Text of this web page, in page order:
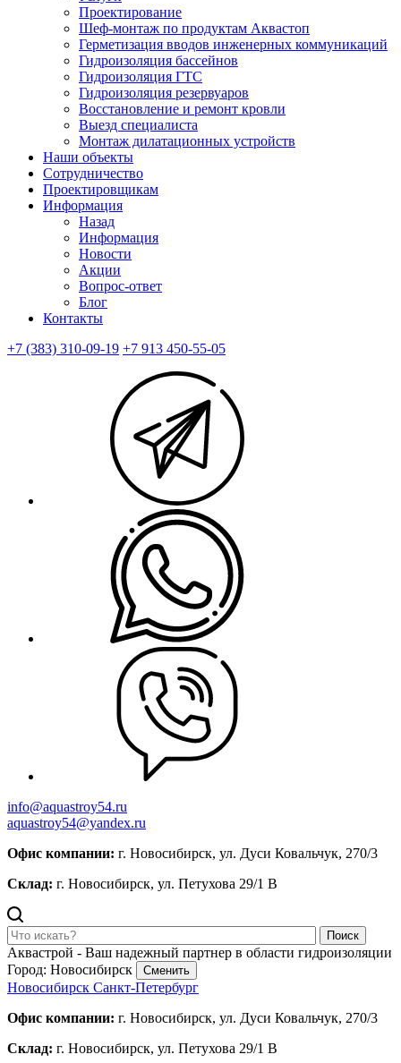
Проектирование
Шеф-монтаж по продуктам Аквастоп
Герметизация вводов инженерных коммуникаций
Гидроизоляция бассейнов
Гидроизоляция ГТС
Гидроизоляция резервуаров
Восстановление и ремонт кровли
Выезд специалиста
Монтаж дилатационных устройств
Наши объекты
Сотрудничество
Проектировщикам
Информация
Назад
Информация
Новости
Акции
Вопрос-ответ
Блог
Контакты
+7 (383) 310-09-19 +7 913 450-55-05
info@aquastroy54.ru
aquastroy54@yandex.ru
Офис компании: г. Новосибирск, ул. Дуси Ковальчук, 270/3
Склад: г. Новосибирск, ул. Петухова 29/1 В
Поиск
Аквастрой - Ваш надежный партнер в области гидроизоляции
Город: Новосибирск
Сменить
Новосибирск Санкт-Петербург
Офис компании: г. Новосибирск, ул. Дуси Ковальчук, 270/3
Склад: г. Новосибирск, ул. Петухова 29/1 В